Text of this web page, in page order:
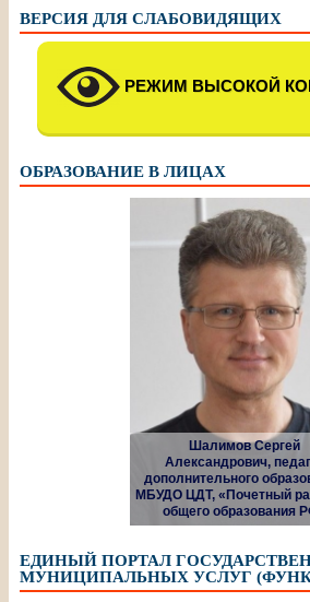
ВЕРСИЯ ДЛЯ СЛАБОВИДЯЩИХ
РЕЖИМ ВЫСОКОЙ
ОБРАЗОВАНИЕ В ЛИЦАХ
Шалимов Сергей
Александрович,
дополнительного
МБУДО ЦДТ, «Почетный
общего образования
ЕДИНЫЙ ПОРТАЛ
МУНИЦИПАЛЬНЫХ УСЛУГ